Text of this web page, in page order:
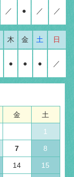
／ ● ／ ／
木 金 土 日
● ● ● ／
金 土
1
7 8
14 15